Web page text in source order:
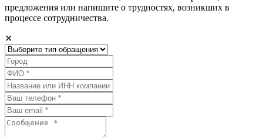
предложения или напишите о трудностях, возникших в
процессе сотрудничества.
✕